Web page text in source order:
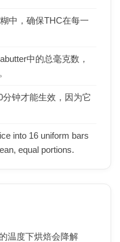
中，确保THC在每一
中的总毫克数，
钟才能生效，因为它
into 16 uniform bars
equal portions.
温度下烘焙会降解